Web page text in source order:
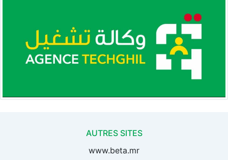
AUTRES SITES
www.beta.mr